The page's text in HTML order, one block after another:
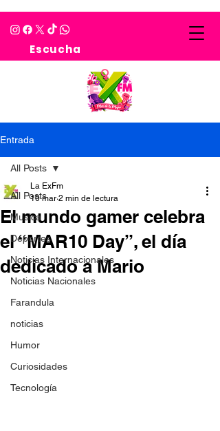
Escucha
Entrada
All Posts
Musica
Deportes
Noticias Internacionales
Noticias Nacionales
Farandula
noticias
Humor
Curiosidades
Tecnología
All Posts
El mundo gamer celebra
el “MAR10 Day”, el día
dedicado a Mario
La ExFm
10 mar 2 min de lectura